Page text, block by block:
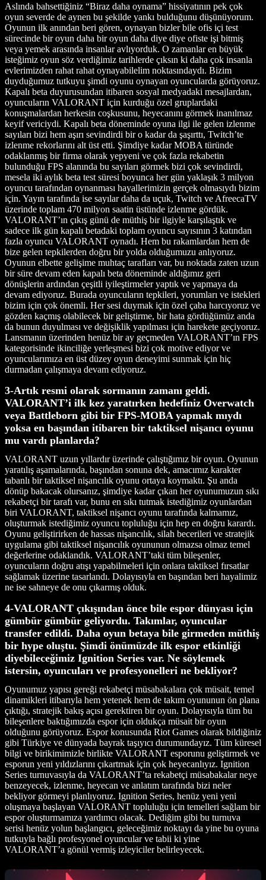
Aslında bahsettiğiniz “Biraz daha oynama” hissiyatının pek çok
oyun severde de aynen bu şekilde yankı bulduğunu düşünüyorum.
Oyunun ilk anından beri gören, oynayan bizler bile ofis içi test
sürecinde bir oyun daha bir oyun daha diye diye ofiste işi bitmiş
veya yemek arasında insanlar avlıyorduk. O zamanlar en büyük
isteğimiz oyun söz verdiğimiz tarihlerde çıksın ki daha çok insanla
evlerimizden rahat rahat oynayabilelim noktasındaydı. Bizim
duyduğumuz tutkuyu şimdi oyunu oynayan oyuncularda görüyoruz.
Kapalı beta duyurusundan itibaren sosyal medyadaki mesajlardan,
oyuncuların VALORANT için kurduğu özel gruplardaki
konuşmalardan herkesin coşkusunu, heyecanını görmek inanılmaz
keyif vericiydi. Kapalı beta döneminde oyuna ilgi ile gelen izlenme
sayıları bizi hem aşırı sevindirdi bir o kadar da şaşırttı, Twitch’te
izlenme rekorlarını alt üst etti. Şimdiye kadar MOBA türünde
odaklanmış bir firma olarak yepyeni ve çok fazla rekabetin
bulunduğu FPS alanında bu sayıları görmek bizi çok sevindirdi,
mesela iki aylık beta test süresi boyunca her gün yaklaşık 3 milyon
oyuncu tarafından oynanması hayallerimizin gerçek olmasıydı bizim
için. Yayın tarafında ise sayılar daha da uçuk, Twitch ve AfreecaTV
üzerinde toplam 470 milyon saatin üstünde izlenme gördük.
VALORANT’ın çıkış günü de müthiş bir ilgiyle karşılaştık ve
sadece ilk gün kapalı betadaki toplam oyuncu sayısının 3 katından
fazla oyuncu VALORANT oynadı. Hem bu rakamlardan hem de
bize gelen tepkilerden doğru bir yolda olduğumuzu anlıyoruz.
Oyunun elbette gelişime muhtaç tarafları var, bu noktada zaten uzun
bir süre devam eden kapalı beta döneminde aldığımız geri
dönüşlerin ardından çeşitli iyileştirmeler yaptık ve yapmaya da
devam ediyoruz. Burada oyuncuların tepkileri, yorumları ve istekleri
bizim için çok önemli. Her sesi duymak için özel çaba harcıyoruz ve
gözden kaçmış olabilecek bir geliştirme, bir hata gördüğümüz anda
da bunun duyulması ve değişiklik yapılması için harekete geçiyoruz.
Lansmanın üzerinden henüz bir ay geçmeden VALORANT’ın FPS
kategorisinde ikinciliğe yerleşmesi bizi çok motive ediyor ve
oyuncularımıza en üst düzey oyun deneyimi sunmak için hiç
durmadan çalışmaya devam ediyoruz.
3-Artık resmi olarak sormanın zamanı geldi.
VALORANT’i ilk kez yaratırken hedefiniz Overwatch
veya Battleborn gibi bir FPS-MOBA yapmak mıydı
yoksa en başından itibaren bir taktiksel nişancı oyunu
mu vardı planlarda?
VALORANT uzun yıllardır üzerinde çalıştığımız bir oyun. Oyunun
yaratılış aşamalarında, başından sonuna dek, amacımız karakter
tabanlı bir taktiksel nişancılık oyunu ortaya koymaktı. Şu anda
dönüp bakacak olursanız, şimdiye kadar çıkan her oyunumuzun sıkı
rekabetçi bir tarafı var, bunu en sıkı tutmak istediğimiz oyunlardan
biri VALORANT, taktiksel nişancı oyunu tarafında kalmamız,
oluşturmak istediğimiz oyuncu topluluğu için hep en doğru karardı.
Oyunu geliştirirken de hassas nişancılık, silah becerileri ve stratejik
uygulama gibi taktiksel nişancılık oyununun olmazsa olmaz temel
değerlerine odaklandık. VALORANT’taki tüm bileşenler,
oyuncuların doğru atışı yapabilmeleri için onlara taktiksel fırsatlar
sağlamak üzerine tasarlandı. Dolayısıyla en başından beri hayalimiz
ne ise sahneye de onu çıkarmış olduk.
4-VALORANT çıkışından önce bile espor dünyası için
gümbür gümbür geliyordu. Takımlar, oyuncular
transfer edildi. Daha oyun betaya bile girmeden müthiş
bir hype oluştu. Şimdi önümüzde ilk espor etkinliği
diyebileceğimiz Ignition Series var. Ne söylemek
istersin, oyuncuları ve profesyonelleri ne bekliyor?
Oyunumuz yapısı gereği rekabetçi müsabakalara çok müsait, temel
dinamikleri itibarıyla hem yetenek hem de takım oyununun ön plana
çıktığı, stratejik bakış açısı gerektiren bir oyun. Dolayısıyla tüm bu
bileşenlere baktığımızda espor için oldukça müsait bir oyun
olduğunu görüyoruz. Espor konusunda Riot Games olarak bildiğiniz
gibi Türkiye ve dünyada bayrak taşıyıcı durumundayız. Tüm küresel
bilgi ve birikimimizle birlikte VALORANT esporunu geliştirmek ve
esporun yeni yıldızlarını çıkartmak için çok heyecanlıyız. Ignition
Series turnuvasıyla da VALORANT’ta rekabetçi müsabakalar neye
benzeyecek, izlenme, heyecan ve anlatım tarafında bizi neler
bekliyor görmeyi planlıyoruz. Ignition Series, henüz yeni yeni
oluşmaya başlayan VALORANT topluluğu için temelleri sağlam bir
espor oluşturmamıza yardımcı olacak. Dediğim gibi bu turnuva
serisi henüz yolun başlangıcı, geleceğimiz noktayı da yine bu oyuna
tutkuyla bağlı profesyonel oyuncular ve tabii ki yine
VALORANT’a gönül vermiş izleyiciler belirleyecek.